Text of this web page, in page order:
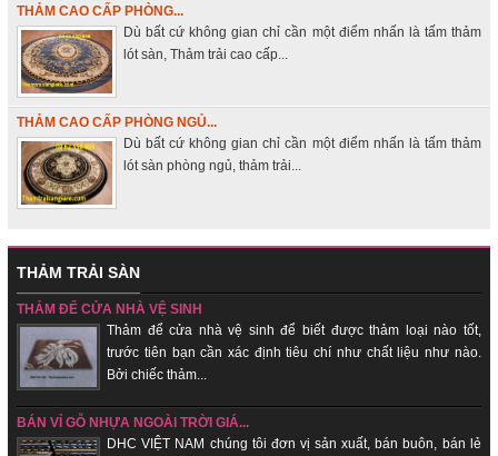
THẢM CAO CẤP PHÒNG...
Dù bất cứ không gian chỉ cần một điểm nhấn là tấm thảm
lót sàn, Thảm trải cao cấp...
THẢM CAO CẤP PHÒNG NGỦ...
Dù bất cứ không gian chỉ cần một điểm nhấn là tấm thảm
lót sàn phòng ngủ, thảm trải...
THẢM TRẢI SÀN
THẢM ĐỂ CỬA NHÀ VỆ SINH
Thảm để cửa nhà vệ sinh để biết được thảm loại nào tốt,
trước tiên bạn cần xác định tiêu chí như chất liệu như nào.
Bởi chiếc thảm...
BÁN VỈ GỖ NHỰA NGOÀI TRỜI GIÁ...
DHC VIỆT NAM chúng tôi đơn vị sản xuất, bán buôn, bán lẻ